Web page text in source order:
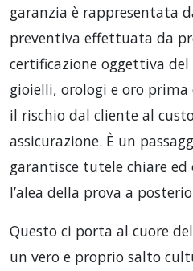
garanzia è rappresentata
preventiva effettuata da
certificazione oggettiva
gioielli, orologi e oro
il rischio dal cliente al
assicurazione. È un
garantisce tutele chiare
l’alea della prova a
Questo ci porta al cuore
un vero e proprio salto